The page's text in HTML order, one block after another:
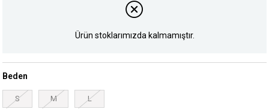
Ürün stoklarımızda kalmamıştır.
Beden
S M L